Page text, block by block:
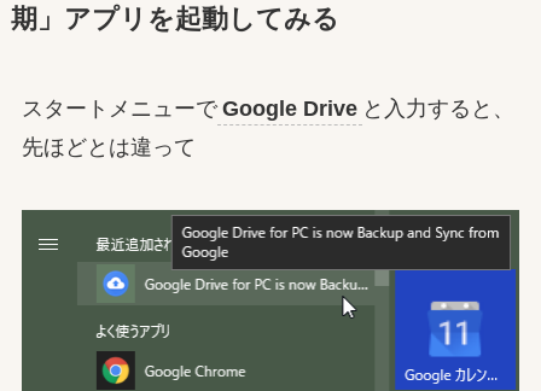
期」アプリを起動してみる
スタートメニューで Google Drive と入力すると、
先ほどとは違って